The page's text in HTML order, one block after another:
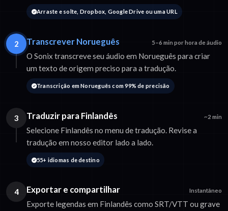
Arraste e solte, Dropbox, Google Drive ou uma URL
2 Transcrever Norueguês 5–6 min por hora de áudio
O Sonix transcreve seu áudio em Norueguês para criar
um texto de origem preciso para a tradução.
Transcrição em Norueguês com 99% de precisão
3 Traduzir para Finlandês ~2 min
Selecione Finlandês no menu de tradução. Revise a
tradução em nosso editor lado a lado.
55+ idiomas de destino
4 Exportar e compartilhar Instantâneo
Exporte legendas em Finlandês como SRT/VTT ou grave